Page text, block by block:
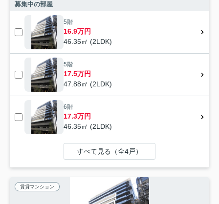
募集中の部屋
5階
16.9万円
46.35㎡ (2LDK)
5階
17.5万円
47.88㎡ (2LDK)
6階
17.3万円
46.35㎡ (2LDK)
すべて見る（全4戸）
賃貸マンション